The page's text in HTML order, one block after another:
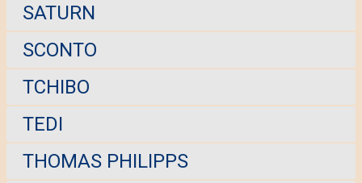
SATURN
SCONTO
TCHIBO
TEDI
THOMAS PHILIPPS